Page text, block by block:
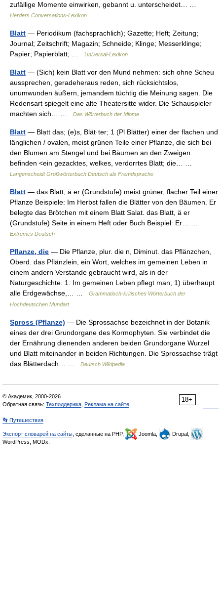
zufällige Momente einwirken, gebannt u. unterscheidet… …
Herders Conversations-Lexikon
Blatt — Periodikum (fachsprachlich); Gazette; Heft; Zeitung;
Journal; Zeitschrift; Magazin; Schneide; Klinge; Messerklinge;
Papier; Papierblatt; …
Universal-Lexikon
Blatt — (Sich) kein Blatt vor den Mund nehmen: sich ohne Scheu
aussprechen, geradeheraus reden, sich rücksichtslos,
unumwunden äußern, jemandem tüchtig die Meinung sagen. Die
Redensart spiegelt eine alte Theatersitte wider. Die Schauspieler
machten sich… …
Das Wörterbuch der Idiome
Blatt — Blạtt das; (e)s, Blät·ter; 1 (Pl Blätter) einer der flachen und
länglichen / ovalen, meist grünen Teile einer Pflanze, die sich bei
den Blumen am Stengel und bei Bäumen an den Zweigen
befinden <ein gezacktes, welkes, verdorrtes Blatt; die… …
Langenscheidt Großwörterbuch Deutsch als Fremdsprache
Blatt — das Blatt, ä er (Grundstufe) meist grüner, flacher Teil einer
Pflanze Beispiele: Im Herbst fallen die Blätter von den Bäumen. Er
belegte das Brötchen mit einem Blatt Salat. das Blatt, ä er
(Grundstufe) Seite in einem Heft oder Buch Beispiel: Er… …
Extremes Deutsch
Pflanze, die — Die Pflanze, plur. die n, Diminut. das Pflänzchen,
Oberd. das Pflänzlein, ein Wort, welches im gemeinen Leben in
einem andern Verstande gebraucht wird, als in der
Naturgeschichte. 1. Im gemeinen Leben pflegt man, 1) überhaupt
alle Erdgewächse,… …
Grammatisch-kritisches Wörterbuch der
Hochdeutschen Mundart
Spross (Pflanze) — Die Sprossachse bezeichnet in der Botanik
eines der drei Grundorgane des Kormophyten. Sie verbindet die
der Ernährung dienenden anderen beiden Grundorgane Wurzel
und Blatt miteinander in beiden Richtungen. Die Sprossachse trägt
das Blätterdach… …
Deutsch Wikipedia
18+
© Академик, 2000-2026
Обратная связь: Техподдержка Реклама на сайте
👣 Путешествия
Экспорт словарей на сайты , сделанные на PHP, Joomla,
Drupal,
WordPress, MODx.